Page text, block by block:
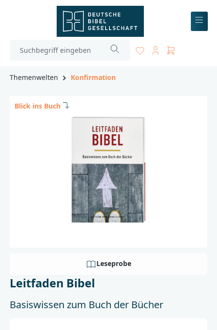
Themenwelten Konfirmation
Blick ins Buch
Leseprobe
Leitfaden Bibel
Basiswissen zum Buch der Bücher